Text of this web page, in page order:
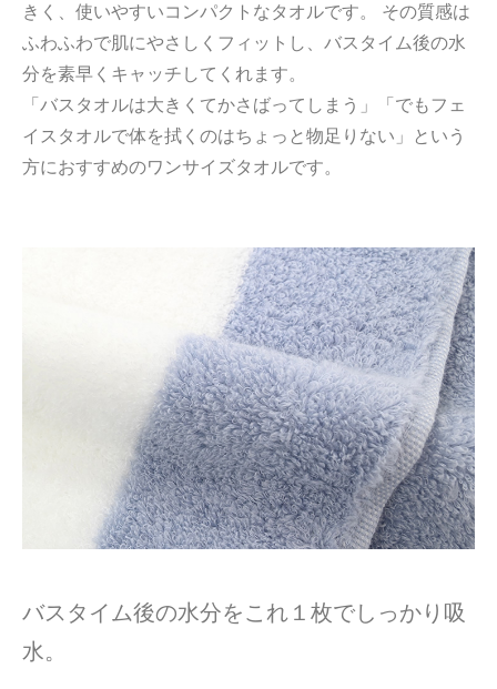
きく、使いやすいコンパクトなタオルです。 その質感は
ふわふわで肌にやさしくフィットし、バスタイム後の水
分を素早くキャッチしてくれます。
「バスタオルは大きくてかさばってしまう」「でもフェ
イスタオルで体を拭くのはちょっと物足りない」という
方におすすめのワンサイズタオルです。
バスタイム後の水分をこれ１枚でしっかり吸
水。